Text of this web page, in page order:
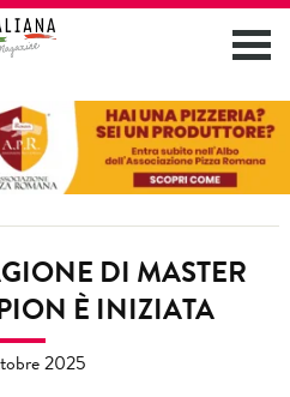
DI MASTER
È INIZIATA
2025